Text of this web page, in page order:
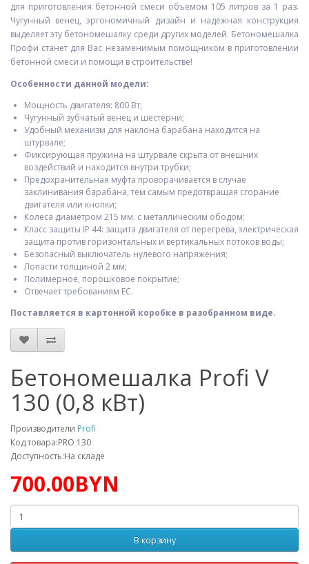
для приготовления бетонной смеси объемом 105 литров за 1 раз.
Чугунный венец, эргономичный дизайн и надежная конструкция
выделяет эту бетономешалку среди других моделей. Бетономешалка
Профи станет для Вас незаменимым помощником в приготовлении
бетонной смеси и помощи в строительстве!
Особенности данной модели:
Мощность двигателя: 800 Вт;
Чугунный зубчатый венец и шестерни;
Удобный механизм для наклона барабана находится на
штурвале;
Фиксирующая пружина на штурвале скрыта от внешних
воздействий и находится внутри трубки;
Предохранительная муфта проворачивается в случае
заклинивания барабана, тем самым предотвращая сгорание
двигателя или кнопки;
Колеса диаметром 215 мм. с металлическим ободом;
Класс защиты IP 44: защита двигателя от перегрева, электрическая
защита против горизонтальных и вертикальных потоков воды;
Безопасный выключатель нулевого напряжения;
Лопасти толщиной 2 мм;
Полимерное, порошковое покрытие;
Отвечает требованиям ЕС.
Поставляется в картонной коробке в разобранном виде.
Бетономешалка Profi V
130 (0,8 кВт)
Производители Profi
Код товара:PRO 130
Доступность:На складе
700.00BYN
В корзину